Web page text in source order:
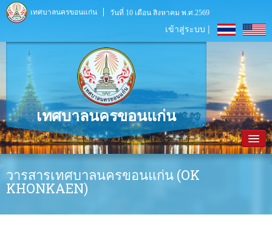
เทศบาลนครขอนแก่น วันที่ 10 เดือน สิงหาคม พ.ศ.2569
เข้าสู่ระบบ |
เทศบาลนครขอนแก่น
ประชาสัมพันธ์
วารสารเทศบาลนครขอนแก่น (OK
KHONKAEN)